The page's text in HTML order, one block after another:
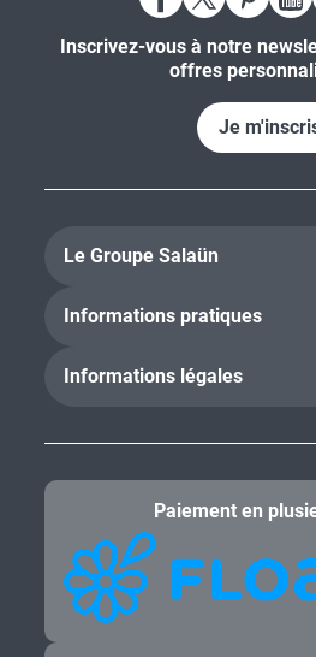
Inscrivez-vous à notre
offres
Je
Le Groupe Salaün
Informations pratiques
Informations légales
Paiement en